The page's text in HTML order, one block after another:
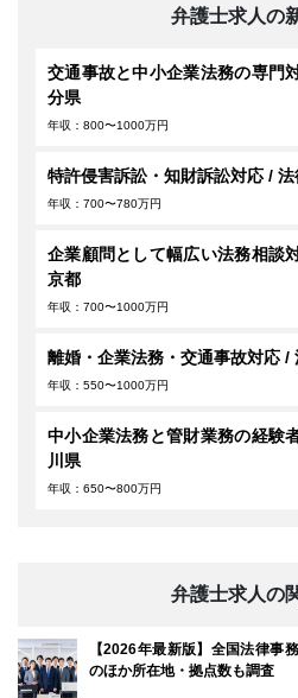
弁護士求人の
交通事故と中小企業法務の専門
分県
年収：800〜1000万円
特許侵害訴訟・知財訴訟対応 /
年収：700〜780万円
企業顧問として幅広い法務相談
京都
年収：700〜1000万円
離婚・企業法務・交通事故対応 /
年収：550〜1000万円
中小企業法務と管財業務の経験
川県
年収：650〜800万円
弁護士求人の
【2026年最新版】全国法律事
のほか所在地・拠点数も調査